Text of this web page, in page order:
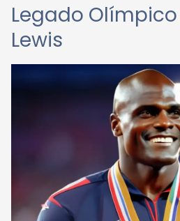
Legado
Lewis